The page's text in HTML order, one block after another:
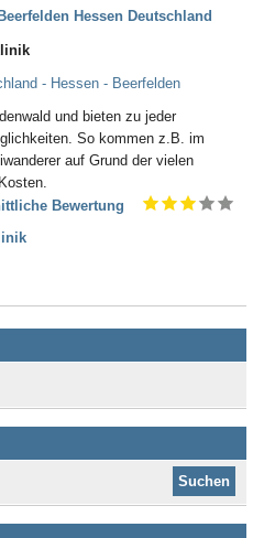
Hessen Deutschland
- Hessen - Beerfelden
und bieten zu jeder
So kommen z.B. im
auf Grund der vielen
Bewertung